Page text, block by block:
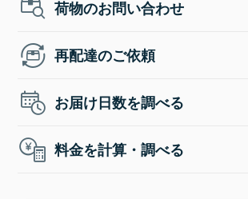
荷物のお問い合わせ
再配達のご依頼
お届け日数を調べる
料金を計算・調べる